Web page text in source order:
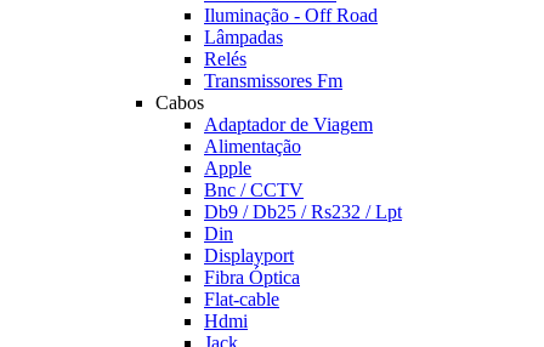
Iluminação - Off Road
Lâmpadas
Relés
Transmissores Fm
Cabos
Adaptador de Viagem
Alimentação
Apple
Bnc / CCTV
Db9 / Db25 / Rs232 / Lpt
Din
Displayport
Fibra Óptica
Flat-cable
Hdmi
Jack